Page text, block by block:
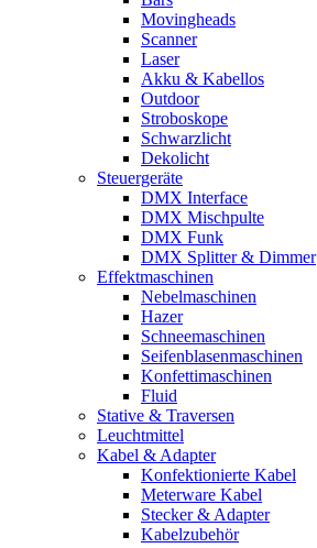
Movingheads
Scanner
Laser
Akku & Kabellos
Outdoor
Stroboskope
Schwarzlicht
Dekolicht
Steuergeräte
DMX Interface
DMX Mischpulte
DMX Funk
DMX Splitter & Dimmer
Effektmaschinen
Nebelmaschinen
Hazer
Schneemaschinen
Seifenblasenmaschinen
Konfettimaschinen
Fluid
Stative & Traversen
Leuchtmittel
Kabel & Adapter
Konfektionierte Kabel
Meterware Kabel
Stecker & Adapter
Kabelzubehör